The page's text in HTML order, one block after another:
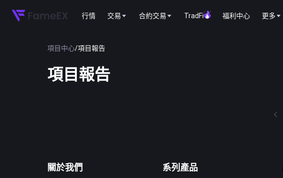
行情 交易 合約交易 TradFi 福利中心 更多
項目中心/項目報告
項目報告
關於我們 系列產品